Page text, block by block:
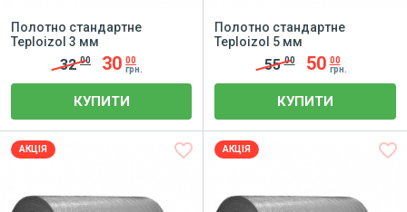
Полотно стандартне
Teploizol 3 мм
32 00 30 00
грн.
КУПИТИ
Полотно стандартне
Teploizol 5 мм
55 00 50 00
грн.
КУПИТИ
АКЦІЯ favorite_border АКЦІЯ favorite_border